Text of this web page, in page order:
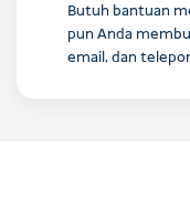
Butuh bantuan
pun Anda
email, dan